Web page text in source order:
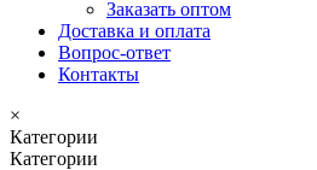
Заказать оптом
Доставка и оплата
Вопрос-ответ
Контакты
×
Категории
Категории